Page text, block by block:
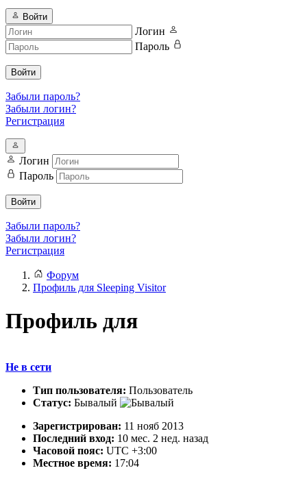
Войти
Логин
Пароль
Войти
Забыли пароль?
Забыли логин?
Регистрация
Логин
Пароль
Войти
Забыли пароль?
Забыли логин?
Регистрация
Форум
Профиль для Sleeping Visitor
Профиль для
Не в сети
Тип пользователя: Пользователь
Статус: Бывалый
Зарегистрирован: 11 нояб 2013
Последний вход: 10 мес. 2 нед. назад
Часовой пояс: UTC +3:00
Местное время: 17:04